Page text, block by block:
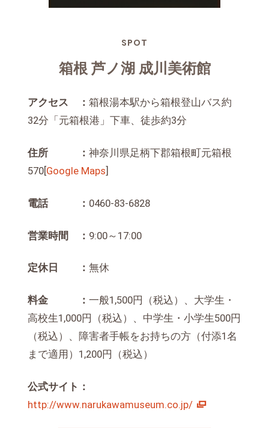
SPOT
箱根 芦ノ湖 成川美術館
アクセス ：箱根湯本駅から箱根登山バス約
32分「元箱根港」下車、徒歩約3分
住所 ：神奈川県足柄下郡箱根町元箱根
570[Google Maps]
電話 ： 0460-83-6828
営業時間 ： 9:00～17:00
定休日 ：無休
料金 ：一般1,500円（税込）、大学生・
高校生1,000円（税込）、中学生・小学生500円
（税込）、障害者手帳をお持ちの方（付添1名
まで適用）1,200円（税込）
公式サイト：
http://www.narukawamuseum.co.jp/